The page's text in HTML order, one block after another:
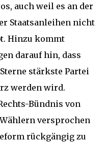
auch weil es an der
Staatsanleihen nicht
Hinzu kommt
darauf hin, dass
stärkste Partei
werden wird.
Bündnis von
versprochen
rückgängig zu